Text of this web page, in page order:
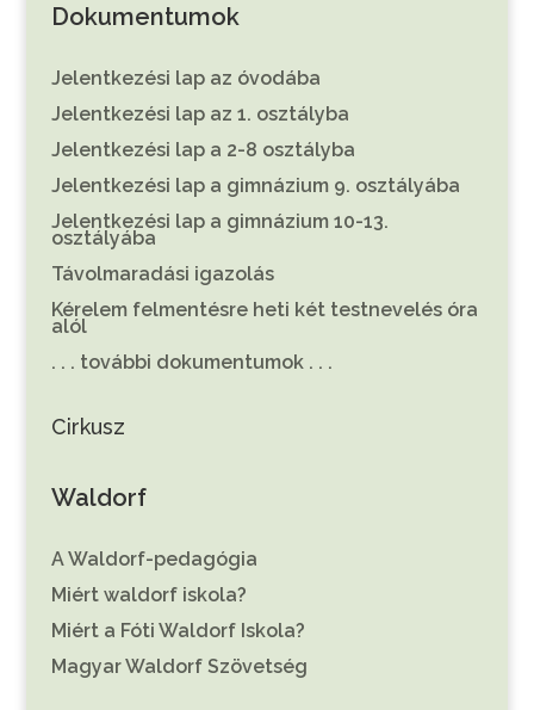
Dokumentumok
Jelentkezési lap az óvodába
Jelentkezési lap az 1. osztályba
Jelentkezési lap a 2-8 osztályba
Jelentkezési lap a gimnázium 9. osztályába
Jelentkezési lap a gimnázium 10-13.
osztályába
Távolmaradási igazolás
Kérelem felmentésre heti két testnevelés óra
alól
. . . további dokumentumok . . .
Cirkusz
Waldorf
A Waldorf-pedagógia
Miért waldorf iskola?
Miért a Fóti Waldorf Iskola?
Magyar Waldorf Szövetség